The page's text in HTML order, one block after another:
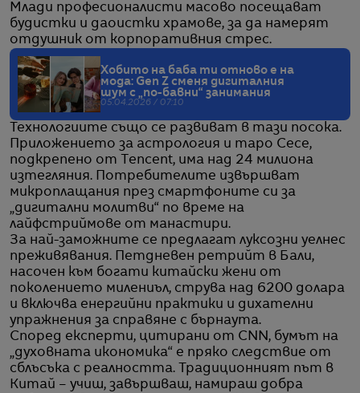
Млади професионалисти масово посещават
будистки и даоистки храмове, за да намерят
отдушник от корпоративния стрес.
Хобито на баба ти отново е на
мода: Gen Z сменя дигиталния
шум с „по-бавни“ занимания
05.04.2026 / 07:10
Технологиите също се развиват в тази посока.
Приложението за астрология и таро Cece,
подкрепено от Tencent, има над 24 милиона
изтегляния. Потребителите извършват
микроплащания през смартфоните си за
„дигитални молитви“ по време на
лайфстриймове от манастири.
За най-заможните се предлагат луксозни уелнес
преживявания. Петдневен ретрийт в Бали,
насочен към богати китайски жени от
поколението милениъл, струва над 6200 долара
и включва енергийни практики и дихателни
упражнения за справяне с бърнаута.
Според експерти, цитирани от CNN, бумът на
„духовната икономика“ е пряко следствие от
сблъсъка с реалността. Традиционният път в
Китай – учиш, завършваш, намираш добра